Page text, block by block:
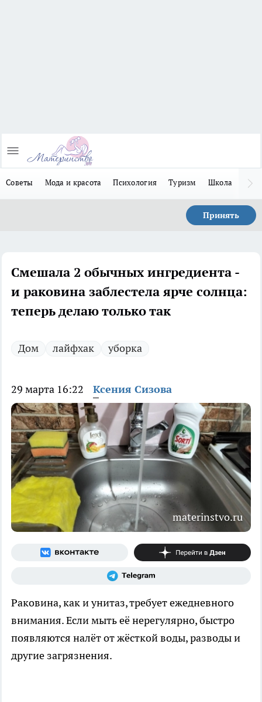
Советы Мода и красота Психология Туризм Школа
Принять
Смешала 2 обычных ингредиента -
и раковина заблестела ярче солнца:
теперь делаю только так
Дом лайфхак уборка
29 марта 16:22 Ксения Сизова
materinstvo.ru
Раковина, как и унитаз, требует ежедневного
внимания. Если мыть её нерегулярно, быстро
появляются налёт от жёсткой воды, разводы и
другие загрязнения.